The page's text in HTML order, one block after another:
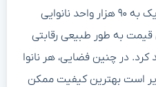
مؤثرتر خواهد بود.» با وجود نزدیک به ۹۰ هزار واحد نانوایی
قیمت به طور طبیعی رقابتی
در چنین فضایی، هر نانوا
است بهترین کیفیت ممکن